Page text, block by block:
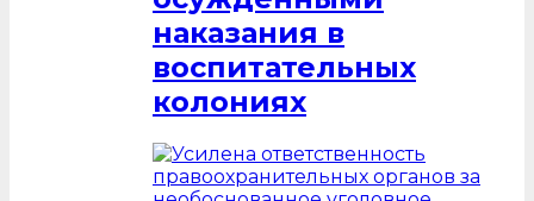
наказания в
воспитательных
колониях